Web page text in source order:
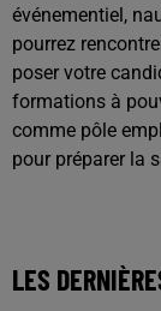
événementiel,
pourrez
poser votre
formations à
comme pôle
pour préparer la
LES